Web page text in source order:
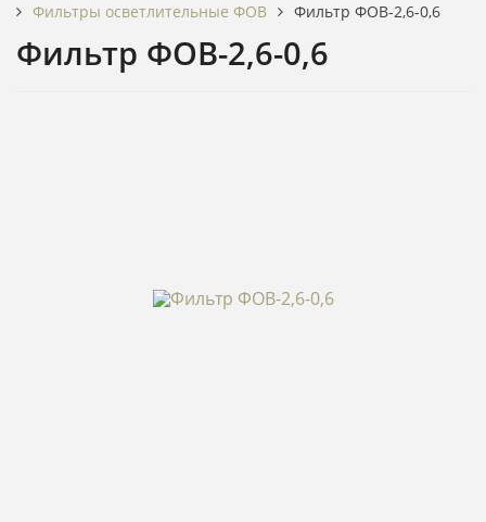
Фильтры осветлительные ФОВ
Фильтр ФОВ-2,6-0,6
Фильтр ФОВ-2,6-0,6